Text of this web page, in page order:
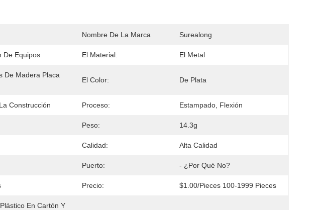
Nombre De La Marca Surealong
De Equipos El Material: El Metal
De Madera Placa
El Color: De Plata
Construcción Proceso: Estampado, Flexión
Peso: 14.3g
Calidad: Alta Calidad
Puerto: - ¿Por Qué No?
Precio: $1.00/pieces 100-1999 Pieces
En Cartón Y